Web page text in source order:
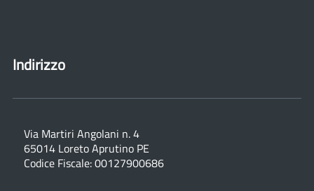
Indirizzo
Via Martiri Angolani n. 4
65014 Loreto Aprutino PE
Codice Fiscale: 00127900686